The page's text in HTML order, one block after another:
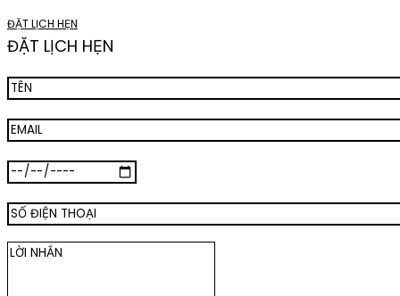
ĐẶT LỊCH HẸN
ĐẶT LỊCH HẸN